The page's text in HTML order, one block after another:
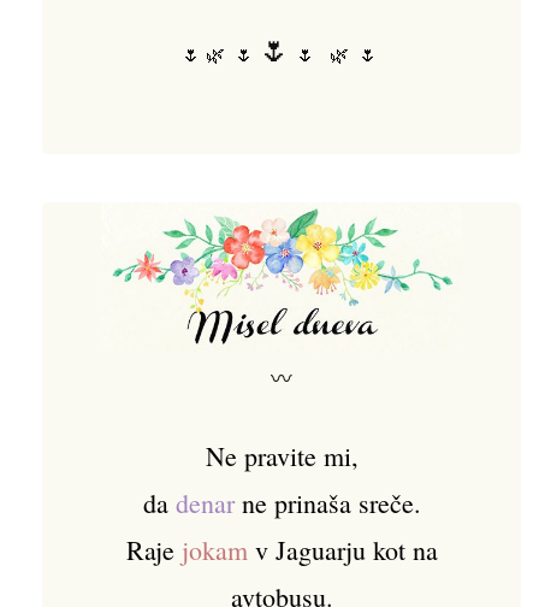
🌷 🌿 🌷 🌷 🌷 🌿 🌷
〰
Ne pravite mi,
da denarne prinaša sreče.
Raje jokamv Jaguarju kot na
avtobusu.